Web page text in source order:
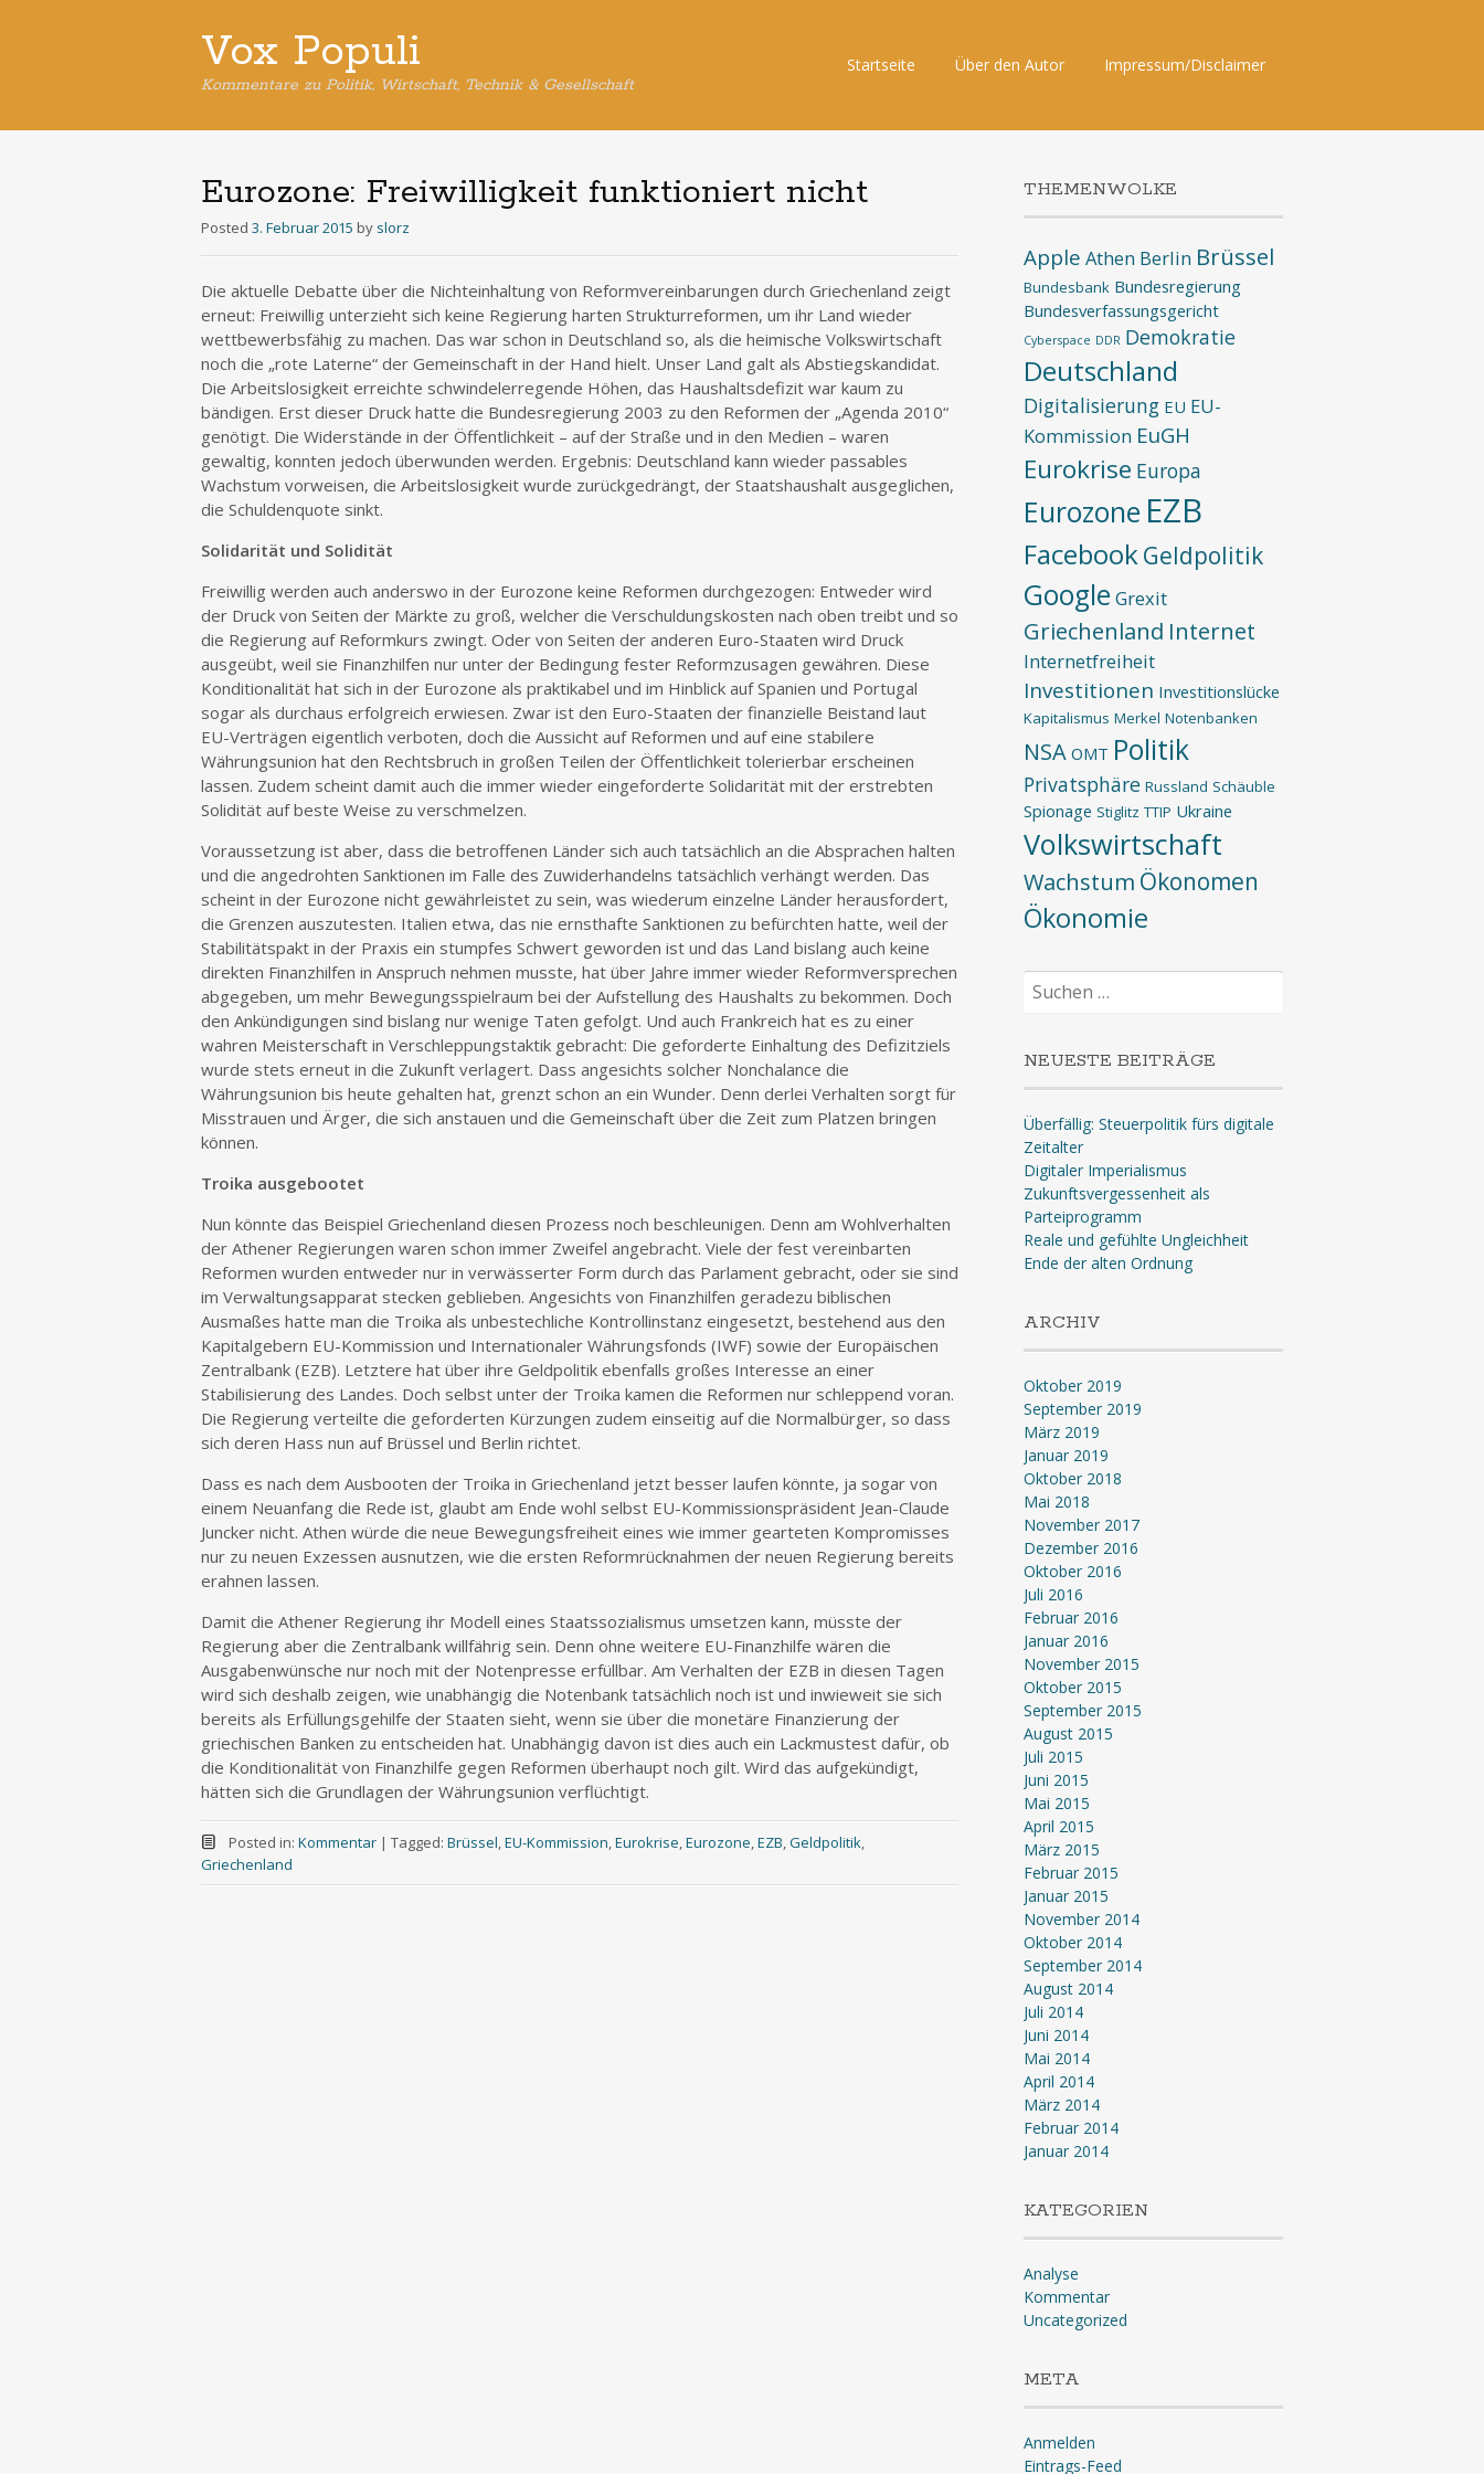
Vox Populi
Kommentare zu Politik, Wirtschaft, Technik & Gesellschaft
Skip
Startseite Über den Autor Impressum/Disclaimer
Eurozone: Freiwilligkeit funktioniert nicht
Posted 3. Februar 2015 by slorz
Die aktuelle Debatte über die Nichteinhaltung von Reformvereinbarungen durch Griechenland zeigt
erneut: Freiwillig unterzieht sich keine Regierung harten Strukturreformen, um ihr Land wieder
wettbewerbsfähig zu machen. Das war schon in Deutschland so, als die heimische Volkswirtschaft
noch die „rote Laterne“ der Gemeinschaft in der Hand hielt. Unser Land galt als Abstiegskandidat.
Die Arbeitslosigkeit erreichte schwindelerregende Höhen, das Haushaltsdefizit war kaum zu
bändigen. Erst dieser Druck hatte die Bundesregierung 2003 zu den Reformen der „Agenda 2010“
genötigt. Die Widerstände in der Öffentlichkeit – auf der Straße und in den Medien – waren
gewaltig, konnten jedoch überwunden werden. Ergebnis: Deutschland kann wieder passables
Wachstum vorweisen, die Arbeitslosigkeit wurde zurückgedrängt, der Staatshaushalt ausgeglichen,
die Schuldenquote sinkt.
Solidarität und Solidität
Freiwillig werden auch anderswo in der Eurozone keine Reformen durchgezogen: Entweder wird
der Druck von Seiten der Märkte zu groß, welcher die Verschuldungskosten nach oben treibt und so
die Regierung auf Reformkurs zwingt. Oder von Seiten der anderen Euro-Staaten wird Druck
ausgeübt, weil sie Finanzhilfen nur unter der Bedingung fester Reformzusagen gewähren. Diese
Konditionalität hat sich in der Eurozone als praktikabel und im Hinblick auf Spanien und Portugal
sogar als durchaus erfolgreich erwiesen. Zwar ist den Euro-Staaten der finanzielle Beistand laut
EU-Verträgen eigentlich verboten, doch die Aussicht auf Reformen und auf eine stabilere
Währungsunion hat den Rechtsbruch in großen Teilen der Öffentlichkeit tolerierbar erscheinen
lassen. Zudem scheint damit auch die immer wieder eingeforderte Solidarität mit der erstrebten
Solidität auf beste Weise zu verschmelzen.
Voraussetzung ist aber, dass die betroffenen Länder sich auch tatsächlich an die Absprachen halten
und die angedrohten Sanktionen im Falle des Zuwiderhandelns tatsächlich verhängt werden. Das
scheint in der Eurozone nicht gewährleistet zu sein, was wiederum einzelne Länder herausfordert,
die Grenzen auszutesten. Italien etwa, das nie ernsthafte Sanktionen zu befürchten hatte, weil der
Stabilitätspakt in der Praxis ein stumpfes Schwert geworden ist und das Land bislang auch keine
direkten Finanzhilfen in Anspruch nehmen musste, hat über Jahre immer wieder Reformversprechen
abgegeben, um mehr Bewegungsspielraum bei der Aufstellung des Haushalts zu bekommen. Doch
den Ankündigungen sind bislang nur wenige Taten gefolgt. Und auch Frankreich hat es zu einer
wahren Meisterschaft in Verschleppungstaktik gebracht: Die geforderte Einhaltung des Defizitziels
wurde stets erneut in die Zukunft verlagert. Dass angesichts solcher Nonchalance die
Währungsunion bis heute gehalten hat, grenzt schon an ein Wunder. Denn derlei Verhalten sorgt für
Misstrauen und Ärger, die sich anstauen und die Gemeinschaft über die Zeit zum Platzen bringen
können.
Troika ausgebootet
Nun könnte das Beispiel Griechenland diesen Prozess noch beschleunigen. Denn am Wohlverhalten
der Athener Regierungen waren schon immer Zweifel angebracht. Viele der fest vereinbarten
Reformen wurden entweder nur in verwässerter Form durch das Parlament gebracht, oder sie sind
im Verwaltungsapparat stecken geblieben. Angesichts von Finanzhilfen geradezu biblischen
Ausmaßes hatte man die Troika als unbestechliche Kontrollinstanz eingesetzt, bestehend aus den
Kapitalgebern EU-Kommission und Internationaler Währungsfonds (IWF) sowie der Europäischen
Zentralbank (EZB). Letztere hat über ihre Geldpolitik ebenfalls großes Interesse an einer
Stabilisierung des Landes. Doch selbst unter der Troika kamen die Reformen nur schleppend voran.
Die Regierung verteilte die geforderten Kürzungen zudem einseitig auf die Normalbürger, so dass
sich deren Hass nun auf Brüssel und Berlin richtet.
Dass es nach dem Ausbooten der Troika in Griechenland jetzt besser laufen könnte, ja sogar von
einem Neuanfang die Rede ist, glaubt am Ende wohl selbst EU-Kommissionspräsident Jean-Claude
Juncker nicht. Athen würde die neue Bewegungsfreiheit eines wie immer gearteten Kompromisses
nur zu neuen Exzessen ausnutzen, wie die ersten Reformrücknahmen der neuen Regierung bereits
erahnen lassen.
Damit die Athener Regierung ihr Modell eines Staatssozialismus umsetzen kann, müsste der
Regierung aber die Zentralbank willfährig sein. Denn ohne weitere EU-Finanzhilfe wären die
Ausgabenwünsche nur noch mit der Notenpresse erfüllbar. Am Verhalten der EZB in diesen Tagen
wird sich deshalb zeigen, wie unabhängig die Notenbank tatsächlich noch ist und inwieweit sie sich
bereits als Erfüllungsgehilfe der Staaten sieht, wenn sie über die monetäre Finanzierung der
griechischen Banken zu entscheiden hat. Unabhängig davon ist dies auch ein Lackmustest dafür, ob
die Konditionalität von Finanzhilfe gegen Reformen überhaupt noch gilt. Wird das aufgekündigt,
hätten sich die Grundlagen der Währungsunion verflüchtigt.
Posted in: Kommentar | Tagged: Brüssel,EU-Kommission,Eurokrise,Eurozone,EZB,Geldpolitik,
Griechenland
THEMENWOLKE
Apple Athen Berlin Brüssel
Bundesbank Bundesregierung
Bundesverfassungsgericht
Cyberspace DDR Demokratie
Deutschland
Digitalisierung EU EU-
Kommission EuGH
Eurokrise Europa
Eurozone EZB
FacebookGeldpolitik
Google Grexit
Griechenland Internet
Internetfreiheit
Investitionen Investitionslücke
Kapitalismus Merkel Notenbanken
NSA OMT Politik
Privatsphäre Russland Schäuble
Spionage Stiglitz TTIP Ukraine
Volkswirtschaft
Wachstum Ökonomen
Ökonomie
Suchen
nach:
NEUESTE BEITRÄGE
Überfällig: Steuerpolitik fürs digitale
Zeitalter
Digitaler Imperialismus
Zukunftsvergessenheit als
Parteiprogramm
Reale und gefühlte Ungleichheit
Ende der alten Ordnung
ARCHIV
Oktober 2019
September 2019
März 2019
Januar 2019
Oktober 2018
Mai 2018
November 2017
Dezember 2016
Oktober 2016
Juli 2016
Februar 2016
Januar 2016
November 2015
Oktober 2015
September 2015
August 2015
Juli 2015
Juni 2015
Mai 2015
April 2015
März 2015
Februar 2015
Januar 2015
November 2014
Oktober 2014
September 2014
August 2014
Juli 2014
Juni 2014
Mai 2014
April 2014
März 2014
Februar 2014
Januar 2014
KATEGORIEN
Analyse
Kommentar
Uncategorized
META
Anmelden
Eintrags-Feed